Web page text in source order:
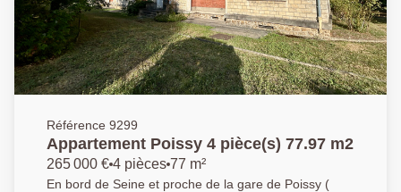
01.30.06.69.69 (collaborateur salarié F.B.)
Référence 9299
Appartement Poissy 4 pièce(s) 77.97 m2
265 000 € 4 pièces 77 m²
En bord de Seine et proche de la gare de Poissy (